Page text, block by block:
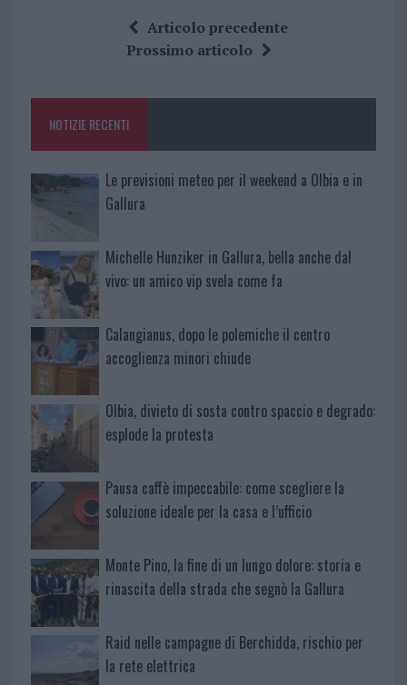
o
k
te
re
at
s
p
a
re
Articolo precedente
Prossimo articolo
NOTIZIE RECENTI
Le previsioni meteo per il weekend a Olbia e in
Gallura
Michelle Hunziker in Gallura, bella anche dal
vivo: un amico vip svela come fa
Calangianus, dopo le polemiche il centro
accoglienza minori chiude
Olbia, divieto di sosta contro spaccio e degrado:
esplode la protesta
Pausa caffè impeccabile: come scegliere la
soluzione ideale per la casa e l’ufficio
Monte Pino, la fine di un lungo dolore: storia e
rinascita della strada che segnò la Gallura
Raid nelle campagne di Berchidda, rischio per
la rete elettrica